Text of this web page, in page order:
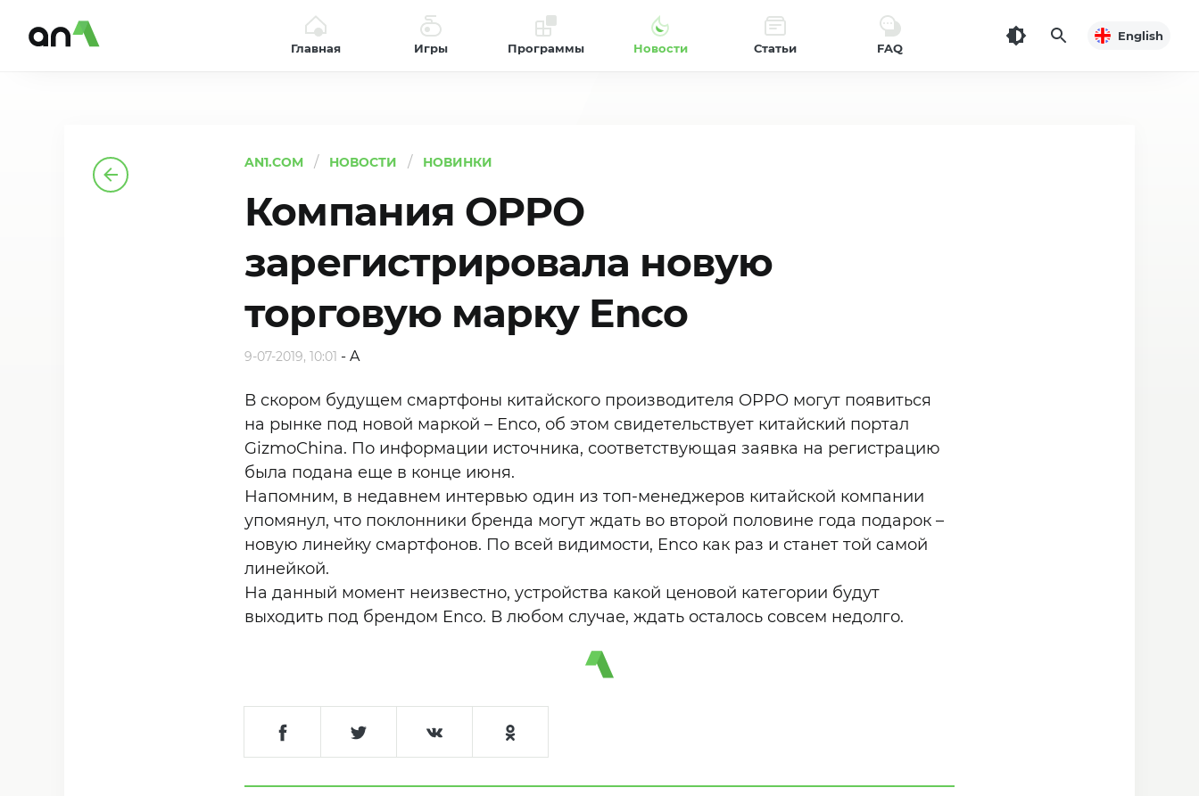
Главная Игры Программы Новости Статьи FAQ
English
AN1.COM НОВОСТИ НОВИНКИ
Компания OPPO
зарегистрировала новую
торговую марку Enco
9-07-2019, 10:01 -A
В скором будущем смартфоны китайского производителя OPPO могут появиться
на рынке под новой маркой – Enco, об этом свидетельствует китайский портал
GizmoChina. По информации источника, соответствующая заявка на регистрацию
была подана еще в конце июня.
Напомним, в недавнем интервью один из топ-менеджеров китайской компании
упомянул, что поклонники бренда могут ждать во второй половине года подарок –
новую линейку смартфонов. По всей видимости, Enco как раз и станет той самой
линейкой.
На данный момент неизвестно, устройства какой ценовой категории будут
выходить под брендом Enco. В любом случае, ждать осталось совсем недолго.